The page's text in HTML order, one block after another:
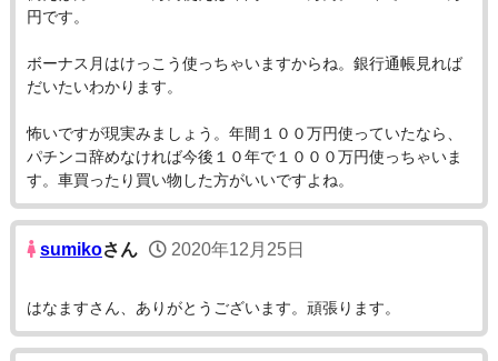
円です。
ボーナス月はけっこう使っちゃいますからね。銀行通帳見れば
だいたいわかります。
怖いですが現実みましょう。年間１００万円使っていたなら、
パチンコ辞めなければ今後１０年で１０００万円使っちゃいま
す。車買ったり買い物した方がいいですよね。
sumikoさん 2020年12月25日
はなますさん、ありがとうございます。頑張ります。